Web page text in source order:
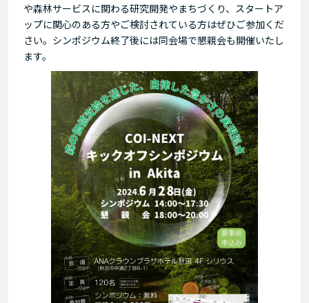
や森林サービスに関わる研究開発やまちづくり、スタートア
ップに関心のある方やご検討されている方はぜひご参加くだ
さい。シンポジウム終了後には同会場で懇親会も開催いたし
ます。